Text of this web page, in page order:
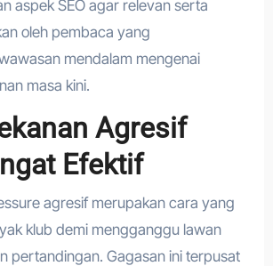
aspek SEO agar relevan serta
oleh pembaca yang
mendalam mengenai
masa kini.
Agresif
Efektif
agresif merupakan cara yang
klub demi mengganggu lawan
pertandingan. Gagasan ini terpusat